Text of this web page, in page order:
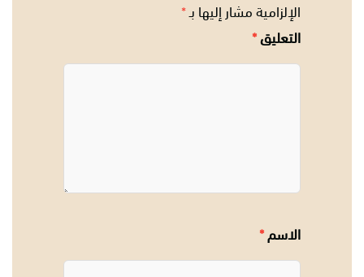
الإلزامية مشار إليها بـ*
التعليق*
الاسم*